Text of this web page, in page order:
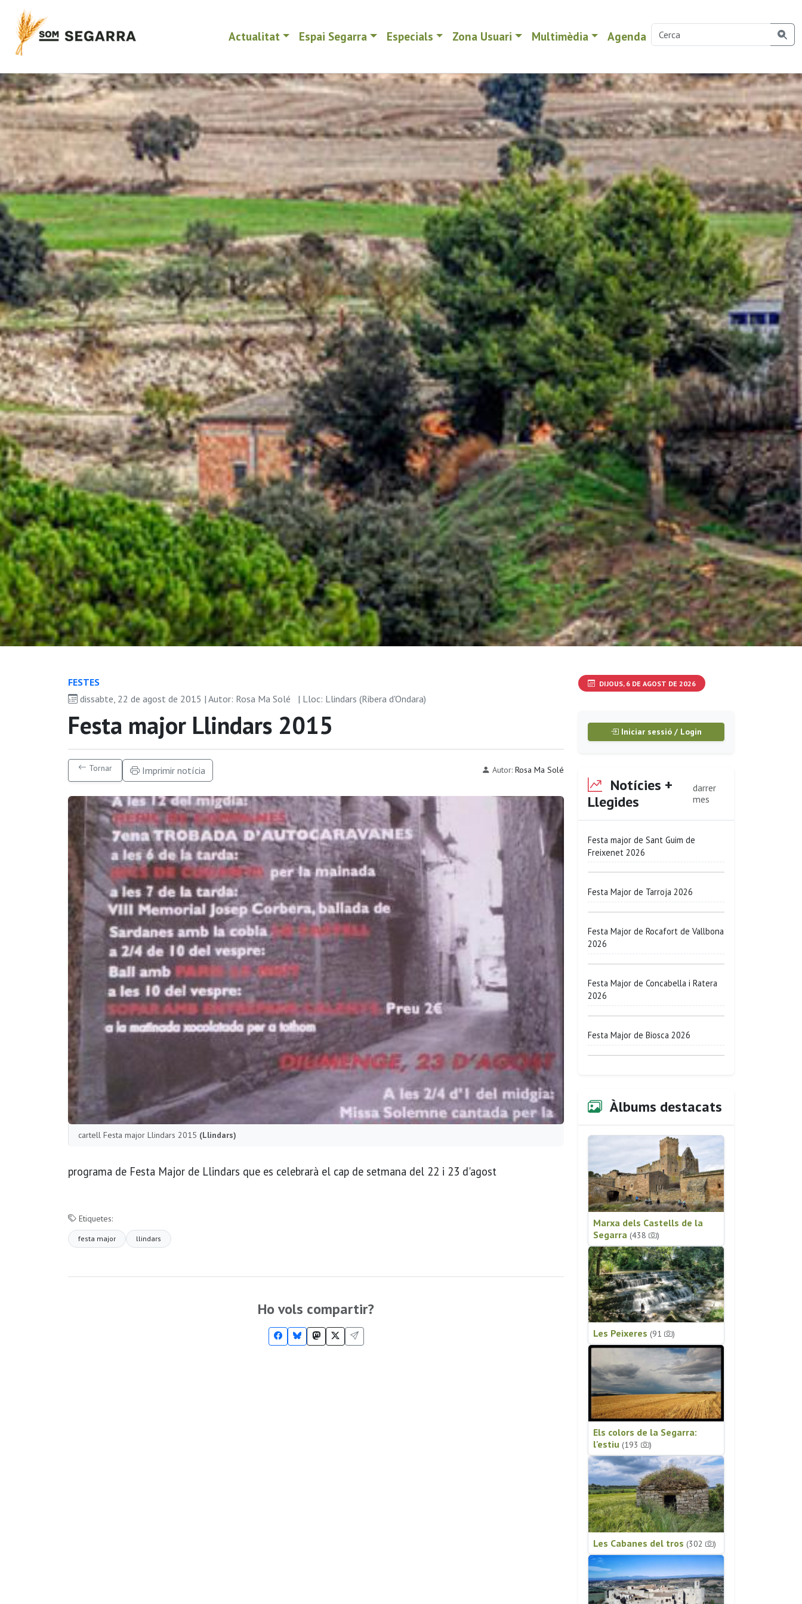
Actualitat Espai Segarra Especials Zona Usuari Multimèdia Agenda
FESTES
dissabte, 22 de agost de 2015 | Autor: Rosa Ma Solé
| Lloc: Llindars (Ribera d'Ondara)
Festa major Llindars 2015
Tornar Imprimir notícia Autor: Rosa Ma Solé
cartell Festa major Llindars 2015 (Llindars)
programa de Festa Major de Llindars que es celebrarà el cap de setmana del 22 i 23 d'agost
Etiquetes:
festa major llindars
Ho vols compartir?
DIJOUS, 6 DE AGOST DE 2026
Iniciar sessió / Login
Notícies +
Llegides
darrer
mes
Festa major de Sant Guim de
Freixenet 2026
Festa Major de Tarroja 2026
Festa Major de Rocafort de Vallbona
2026
Festa Major de Concabella i Ratera
2026
Festa Major de Biosca 2026
Àlbums destacats
Marxa dels Castells de la
Segarra (438 )
Les Peixeres (91 )
Els colors de la Segarra:
l'estiu (193 )
Les Cabanes del tros (302 )